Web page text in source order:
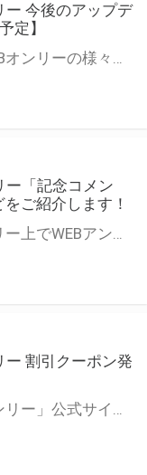
ー 今後のアップデ
定】
とらのあなでは、WEBオンリーの様々な支援を実施しています。 今回は2021年9月に実装を予定しているアップデート情報についてご紹介いたします。 とらのあなWEBオンリーサイトはこちら
ー「記念コメン
ご紹介します！
とらのあなWEBオンリー上でWEBアンソロジーが作成できる「記念コメント」について、その使い方や作成手順を解説します！ 支援タイプを「サークル参加型」「サークル参加型・マルシェ(イベント会場)機能付き」でお申し込みいただいている主催者様はぜひご活用ください♪ とらのあなWEBオンリーサイトはこちら
ー 割引クーポン発
「とらのあなWEBオンリー」公式サイトでとらのあな通販の「割引クーポン」を配布中！ イベントごとに開催当日限定で使える割引クーポンのシリアルコードを発行します。 とらのあなWEBオンリーのページをチェックして、イベント当日にお得にお買い物を楽しみましょう♪ ※本キャンペーンは予告なく終了する場合がございます。 とらのあなWEBオンリーサイトはこちら